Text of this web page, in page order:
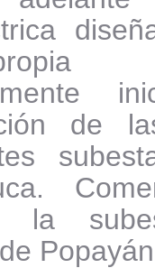
de
la